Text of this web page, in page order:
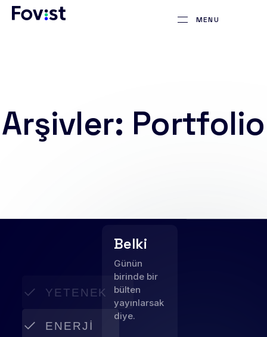
MENU
Arşivler: Portfolio
YETENEK
ENERJI
Belki
Günün
birinde bir
bülten
yayınlarsak
diye.